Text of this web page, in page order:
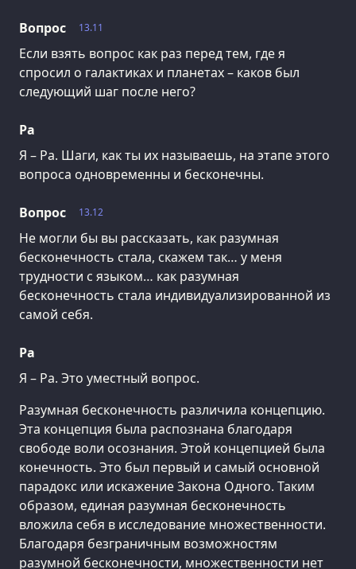
13.11
Вопрос
Если взять вопрос как раз перед тем, где я
спросил о галактиках и планетах – каков был
следующий шаг после него?
Ра
Я – Ра. Шаги, как ты их называешь, на этапе этого
вопроса одновременны и бесконечны.
13.12
Вопрос
Не могли бы вы рассказать, как разумная
бесконечность стала, скажем так… у меня
трудности с языком… как разумная
бесконечность стала индивидуализированной из
самой себя.
Ра
Я – Ра. Это уместный вопрос.
Разумная бесконечность различила концепцию.
Эта концепция была распознана благодаря
свободе воли осознания. Этой концепцией была
конечность. Это был первый и самый основной
парадокс или искажение Закона Одного. Таким
образом, единая разумная бесконечность
вложила себя в исследование множественности.
Благодаря безграничным возможностям
разумной бесконечности, множественности нет